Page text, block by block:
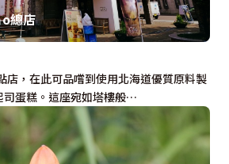
總店
店，在此可品嚐到使用北海道優質原料製
司蛋糕。這座宛如塔樓般…